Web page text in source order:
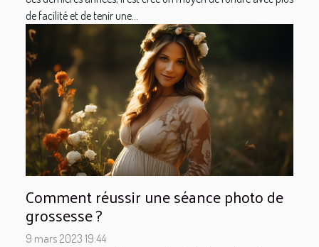
de facilité et de tenir une...
Comment réussir une séance photo de
grossesse ?
9 mars 2023 19:44